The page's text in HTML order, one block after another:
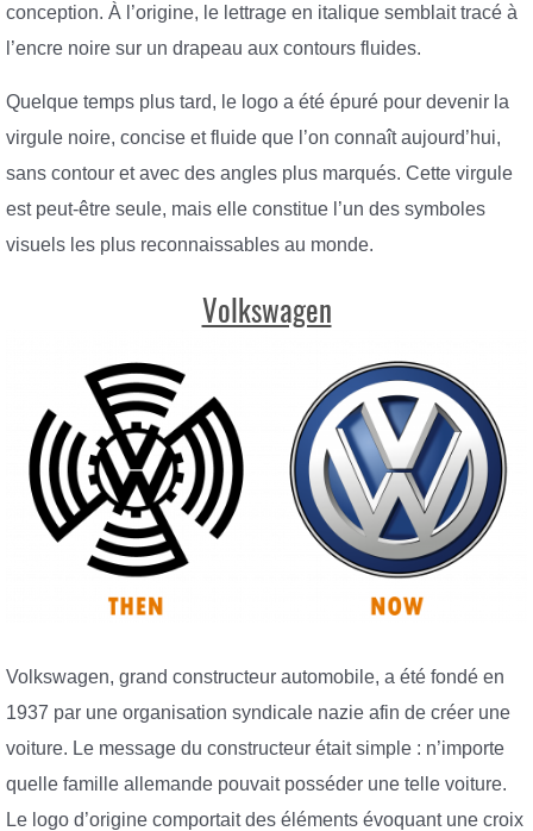
conception. À l’origine, le lettrage en italique semblait tracé à
l’encre noire sur un drapeau aux contours fluides.
Quelque temps plus tard, le logo a été épuré pour devenir la
virgule noire, concise et fluide que l’on connaît aujourd’hui,
sans contour et avec des angles plus marqués. Cette virgule
est peut-être seule, mais elle constitue l’un des symboles
visuels les plus reconnaissables au monde.
Volkswagen
Volkswagen, grand constructeur automobile, a été fondé en
1937 par une organisation syndicale nazie afin de créer une
voiture. Le message du constructeur était simple : n’importe
quelle famille allemande pouvait posséder une telle voiture.
Le logo d’origine comportait des éléments évoquant une croix